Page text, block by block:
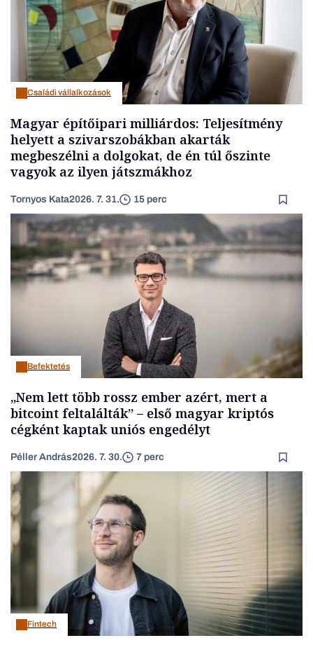
Családi vállalkozások
Magyar építőipari milliárdos: Teljesítmény
helyett a szivarszobákban akarták
megbeszélni a dolgokat, de én túl őszinte
vagyok az ilyen játszmákhoz
Tornyos Kata2026. 7. 31. 15 perc
Befektetés
„Nem lett több rossz ember azért, mert a
bitcoint feltalálták” – első magyar kriptós
cégként kaptak uniós engedélyt
Péller András2026. 7. 30. 7 perc
Fintech